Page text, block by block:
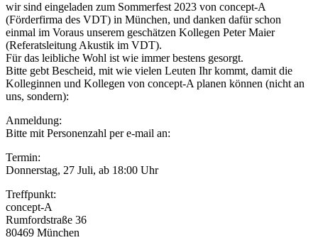
wir sind eingeladen zum Sommerfest 2023 von concept-A
(Förderfirma des VDT) in München, und danken dafür schon
einmal im Voraus unserem geschätzen Kollegen Peter Maier
(Referatsleitung Akustik im VDT).
Für das leibliche Wohl ist wie immer bestens gesorgt.
Bitte gebt Bescheid, mit wie vielen Leuten Ihr kommt, damit die
Kolleginnen und Kollegen von concept-A planen können (nicht an
uns, sondern):
Anmeldung:
Bitte mit Personenzahl per e-mail an:
Termin:
Donnerstag, 27 Juli, ab 18:00 Uhr
Treffpunkt:
concept-A
Rumfordstraße 36
80469 München